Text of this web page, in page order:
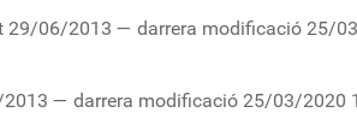
29/06/2013 — darrera modificació 25/
— darrera modificació 25/03/2020